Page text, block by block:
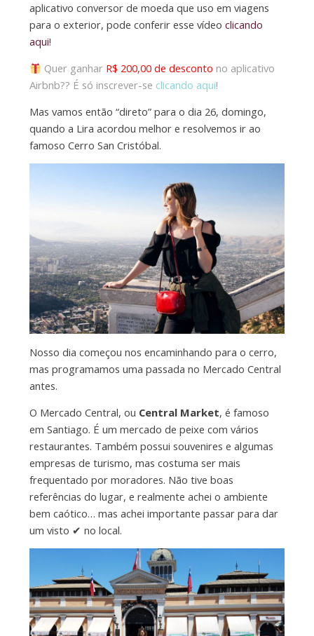
aplicativo conversor de moeda que uso em viagens
para o exterior, pode conferir esse vídeo clicando
aqui!
Quer ganhar R$ 200,00 de desconto no aplicativo
Airbnb?? É só inscrever-se clicando aqui!
Mas vamos então “direto” para o dia 26, domingo,
quando a Lira acordou melhor e resolvemos ir ao
famoso Cerro San Cristóbal.
Nosso dia começou nos encaminhando para o cerro,
mas programamos uma passada no Mercado Central
antes.
O Mercado Central, ou Central Market, é famoso
em Santiago. É um mercado de peixe com vários
restaurantes. Também possui souvenires e algumas
empresas de turismo, mas costuma ser mais
frequentado por moradores. Não tive boas
referências do lugar, e realmente achei o ambiente
bem caótico… mas achei importante passar para dar
um visto ✔ no local.